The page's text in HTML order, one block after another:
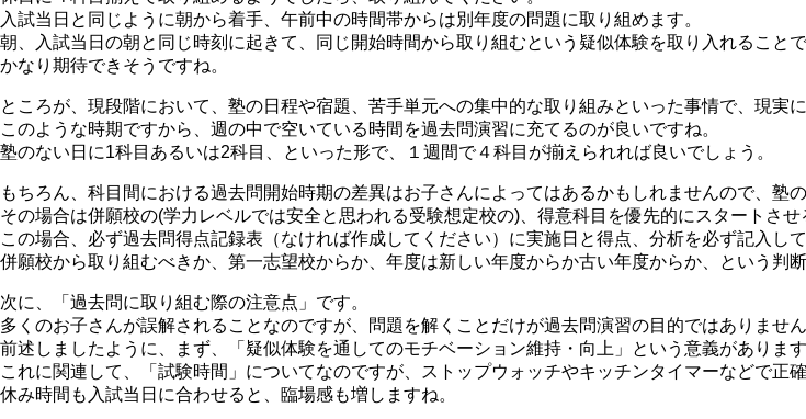
入試当日と同じように朝から着手、午前中の時間帯からは別年度の問題に取り組めます。
朝、入試当日の朝と同じ時刻に起きて、同じ開始時間から取り組むという疑似体験を取り入れること
かなり期待できそうですね。
ところが、現段階において、塾の日程や宿題、苦手単元への集中的な取り組みといった事情で、現実
このような時期ですから、週の中で空いている時間を過去問演習に充てるのが良いですね。
塾のない日に1科目あるいは2科目、といった形で、１週間で４科目が揃えられれば良いでしょう。
もちろん、科目間における過去問開始時期の差異はお子さんによってはあるかもしれませんので、塾
その場合は併願校の(学力レベルでは安全と思われる受験想定校の)、得意科目を優先的にスタートさせ
この場合、必ず過去問得点記録表（なければ作成してください）に実施日と得点、分析を必ず記入し
併願校から取り組むべきか、第一志望校からか、年度は新しい年度からか古い年度からか、という判
次に、「過去問に取り組む際の注意点」です。
多くのお子さんが誤解されることなのですが、問題を解くことだけが過去問演習の目的ではありません
前述しましたように、まず、「疑似体験を通してのモチベーション維持・向上」という意義がありま
これに関連して、「試験時間」についてなのですが、ストップウォッチやキッチンタイマーなどで正
休み時間も入試当日に合わせると、臨場感も増しますね。